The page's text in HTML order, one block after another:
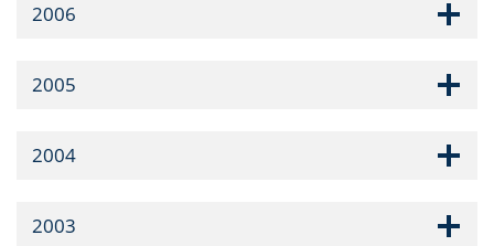
2006
2005
2004
2003